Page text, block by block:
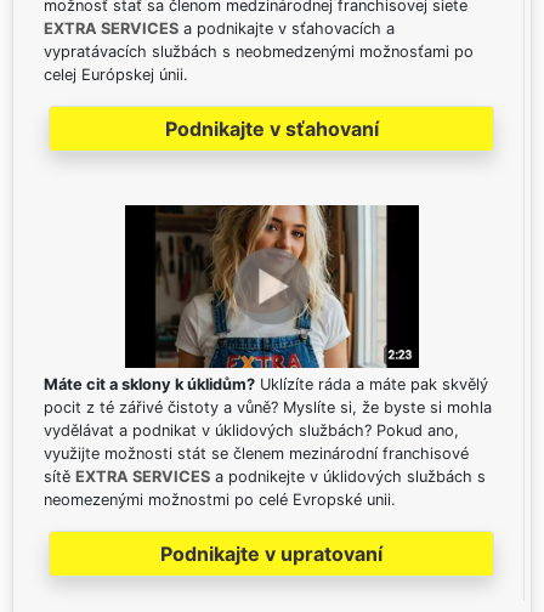
možnosť stať sa členom medzinárodnej franchisovej siete
EXTRA SERVICES a podnikajte v sťahovacích a
vypratávacích službách s neobmedzenými možnosťami po
celej Európskej únii.
Podnikajte v sťahovaní
Máte cit a sklony k úklidům? Uklízíte ráda a máte pak skvělý
pocit z té zářivé čistoty a vůně? Myslíte si, že byste si mohla
vydělávat a podnikat v úklidových službách? Pokud ano,
využijte možnosti stát se členem mezinárodní franchisové
sítě EXTRA SERVICES a podnikejte v úklidových službách s
neomezenými možnostmi po celé Evropské unii.
Podnikajte v upratovaní